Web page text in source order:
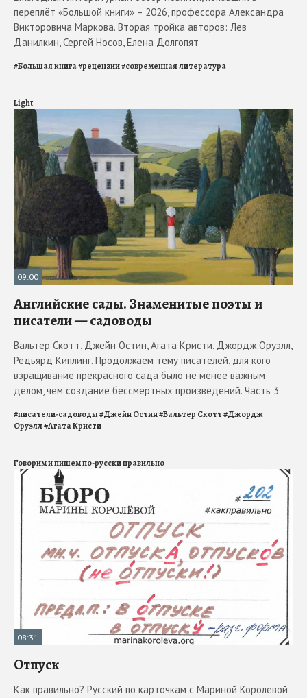
переплёт «Большой книги» – 2026, профессора Александра
Викторовича Маркова. Вторая тройка авторов: Лев
Данилкин, Сергей Носов, Елена Долгопят
#Большая книга#рецензии#современная литература
Light
09:00
Английские сады. Знаменитые поэты и
писатели — садоводы
Вальтер Скотт, Джейн Остин, Агата Кристи, Джордж Оруэлл,
Редьярд Киплинг. Продолжаем тему писателей, для кого
взращивание прекрасного сада было не менее важным
делом, чем создание бессмертных произведений. Часть 3
#писатели-садоводы#Джейн Остин#Вальтер Скотт#Джордж
Оруэлл#Агата Кристи
Говорим и пишем по-русски правильно
08:31
Отпуск
Как правильно? Русский по карточкам с Мариной Королевой